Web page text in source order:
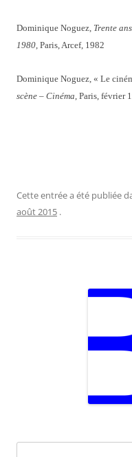
Dominique Noguez, Trente
1980, Paris, Arcef, 1982
Dominique Noguez, « Le
scène – Cinéma, Paris, février
Cette entrée a été publiée
août 2015 .